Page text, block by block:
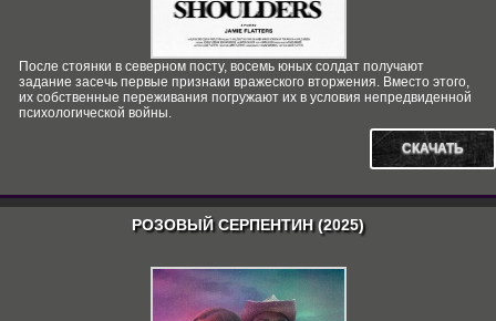
После стоянки в северном посту, восемь юных солдат получают
задание засечь первые признаки вражеского вторжения. Вместо этого,
их собственные переживания погружают их в условия непредвиденной
психологической войны.
СКАЧАТЬ
РОЗОВЫЙ СЕРПЕНТИН (2025)